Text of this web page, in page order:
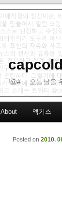
!@#… 오늘날을
Skip to primary
Skip to secondary
About 엑기스
Posted on 2010.